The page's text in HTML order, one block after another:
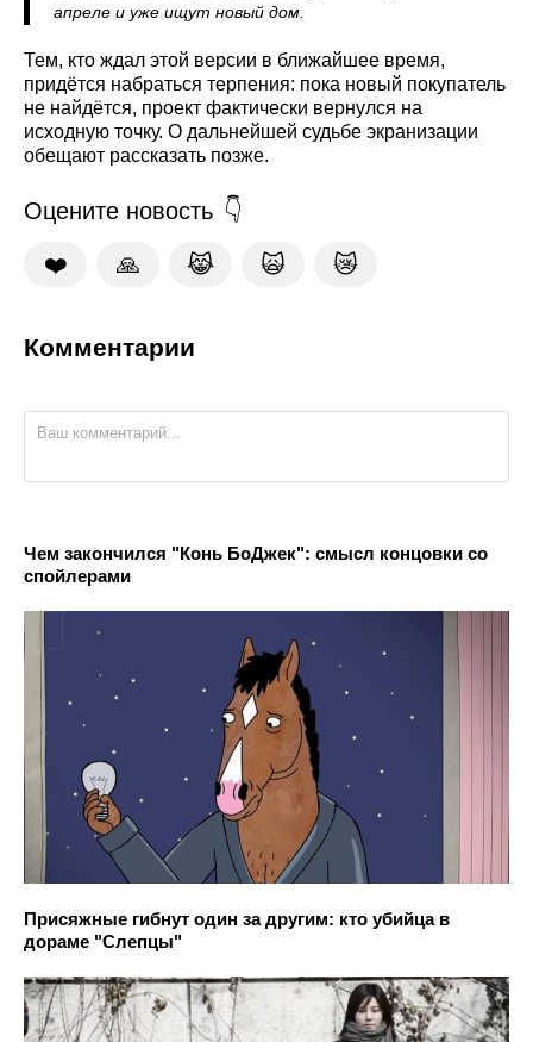
апреле и уже ищут новый дом.
Тем, кто ждал этой версии в ближайшее время,
придётся набраться терпения: пока новый покупатель
не найдётся, проект фактически вернулся на
исходную точку. О дальнейшей судьбе экранизации
обещают рассказать позже.
Оцените новость
❤️ 🙏 😹 🙀 😿
Комментарии
Чем закончился "Конь БоДжек": смысл концовки со
спойлерами
Присяжные гибнут один за другим: кто убийца в
дораме "Слепцы"